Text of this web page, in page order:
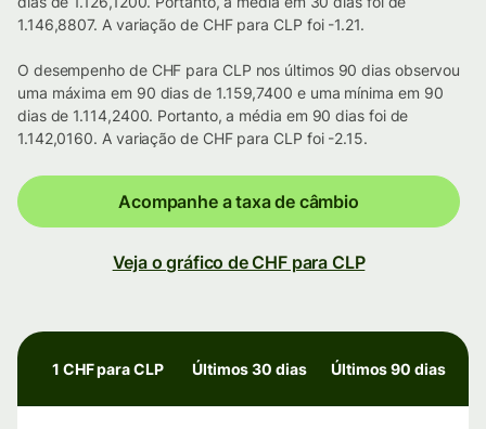
1.146,8807. A variação de CHF para CLP foi -1.21.
O desempenho de CHF para CLP nos últimos 90 dias observou
uma máxima em 90 dias de 1.159,7400 e uma mínima em 90
dias de 1.114,2400. Portanto, a média em 90 dias foi de
1.142,0160. A variação de CHF para CLP foi -2.15.
Acompanhe a taxa de câmbio
Veja o gráfico de CHF para CLP
1 CHF para CLP Últimos 30 dias Últimos 90 dias